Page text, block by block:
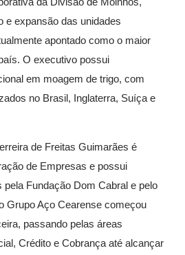
e expansão das unidades
apontado como o maior
O executivo possui
em moagem de trigo, com
no Brasil, Inglaterra, Suíça e
de Freitas Guimarães é
de Empresas e possui
Fundação Dom Cabral e pelo
Grupo Aço Cearense começou
passando pelas áreas
Crédito e Cobrança até alcançar